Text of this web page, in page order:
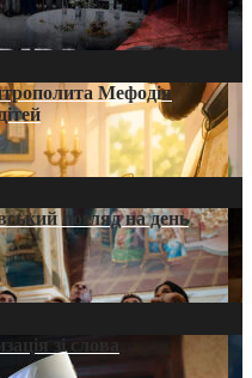
Мефодія
погляд на день
зі слова